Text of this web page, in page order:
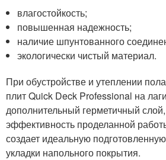
влагостойкость;
повышенная надежность;
наличие шпунтованного
экологически чистый материал.
При обустройстве и утеплении
плит Quick Deck Professional на
дополнительный герметичный
эффективность проделанной
создает идеальную
укладки напольного покрытия.